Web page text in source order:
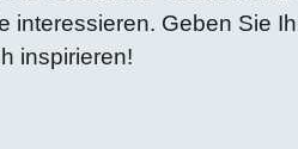
interessieren. Geben Sie
inspirieren!